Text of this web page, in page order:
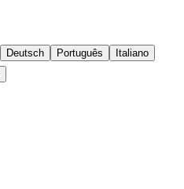
Deutsch Português
Italiano